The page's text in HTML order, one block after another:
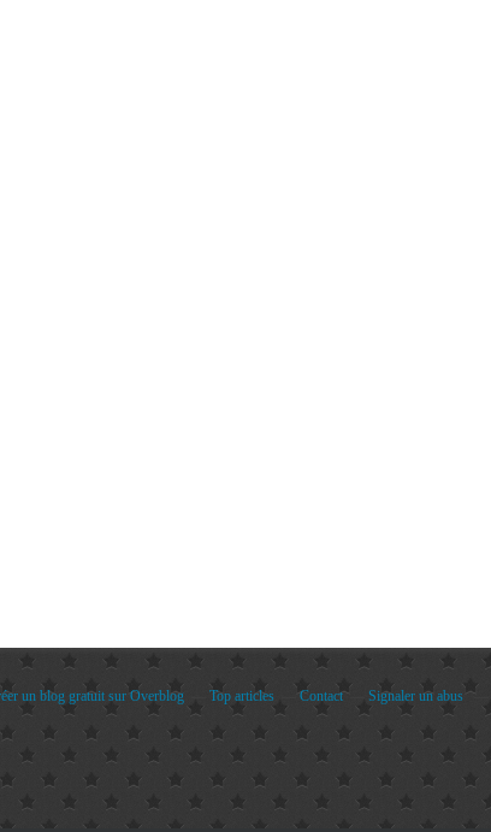
un blog gratuit sur Overblog Top articles Contact Signaler un abus